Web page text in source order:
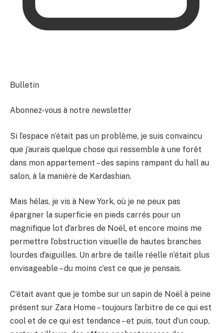
Bulletin
Abonnez-vous à notre newsletter
Si l’espace n’était pas un problème, je suis convaincu
que j’aurais quelque chose qui ressemble à une forêt
dans mon appartement – ​​des sapins rampant du hall au
salon, à la manière de Kardashian.
Mais hélas, je vis à New York, où je ne peux pas
épargner la superficie en pieds carrés pour un
magnifique lot d’arbres de Noël, et encore moins me
permettre l’obstruction visuelle de hautes branches
lourdes d’aiguilles. Un arbre de taille réelle n’était plus
envisageable – du moins c’est ce que je pensais.
C’était avant que je tombe sur un sapin de Noël à peine
présent sur Zara Home – toujours l’arbitre de ce qui est
cool et de ce qui est tendance – et puis, tout d’un coup,